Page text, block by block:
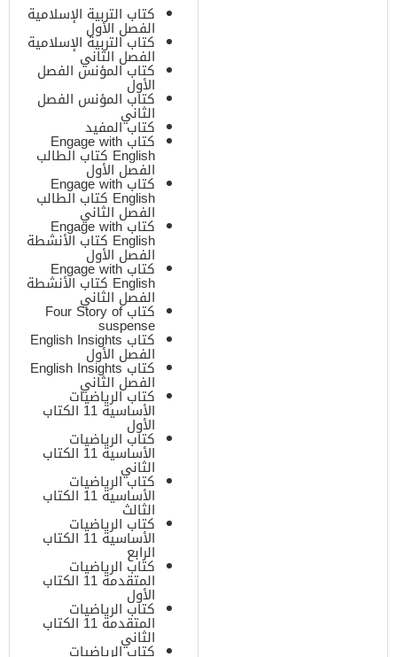
كتاب التربية الإسلامية
الفصل الأول
كتاب التربية الإسلامية
الفصل الثاني
كتاب المؤنس الفصل
الأول
كتاب المؤنس الفصل
الثاني
كتاب المفيد
كتاب Engage with
English كتاب الطالب
الفصل الأول
كتاب Engage with
English كتاب الطالب
الفصل الثاني
كتاب Engage with
English كتاب الأنشطة
الفصل الأول
كتاب Engage with
English كتاب الأنشطة
الفصل الثاني
كتاب Four Story of
suspense
كتاب English Insights
الفصل الأول
كتاب English Insights
الفصل الثاني
كتاب الرياضيات
الأساسية 11 الكتاب
الأول
كتاب الرياضيات
الأساسية 11 الكتاب
الثاني
كتاب الرياضيات
الأساسية 11 الكتاب
الثالث
كتاب الرياضيات
الأساسية 11 الكتاب
الرابع
كتاب الرياضيات
المتقدمة 11 الكتاب
الأول
كتاب الرياضيات
المتقدمة 11 الكتاب
الثاني
كتاب الرياضيات